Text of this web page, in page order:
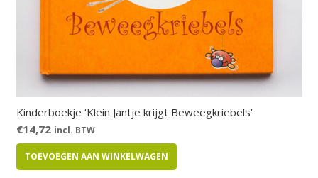
Kinderboekje ‘Klein Jantje krijgt Beweegkriebels’
€14,72 incl. BTW
TOEVOEGEN AAN WINKELWAGEN